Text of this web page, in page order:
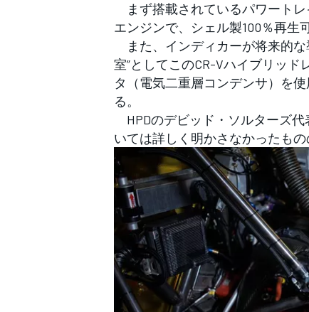
まず搭載されているパワートレ
エンジンで、シェル製100％再生
また、インディカーが将来的な
室”としてこのCR-Vハイブリッ
タ（電気二重層コンデンサ）を
る。
HPDのデビッド・ソルターズ
いては詳しく明かさなかったも